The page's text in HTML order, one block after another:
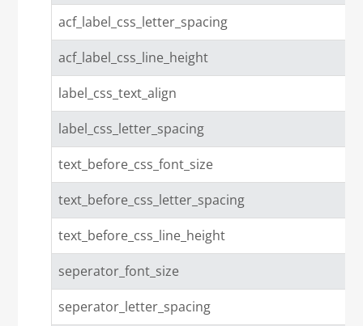
acf_label_css_letter_spacing
acf_label_css_line_height
label_css_text_align
label_css_letter_spacing
text_before_css_font_size
text_before_css_letter_spacing
text_before_css_line_height
seperator_font_size
seperator_letter_spacing